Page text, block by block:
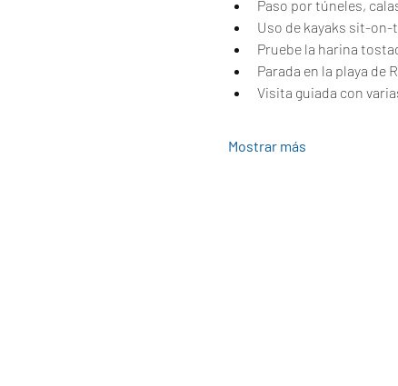
Paso por túneles,
Uso de kayaks sit-on-
Pruebe la harina
Parada en la playa de
Visita guiada con
Mostrar más